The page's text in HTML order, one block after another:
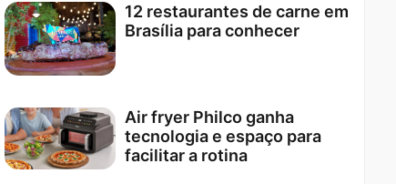
12 restaurantes de carne em
Brasília para conhecer
Air fryer Philco ganha
tecnologia e espaço para
facilitar a rotina